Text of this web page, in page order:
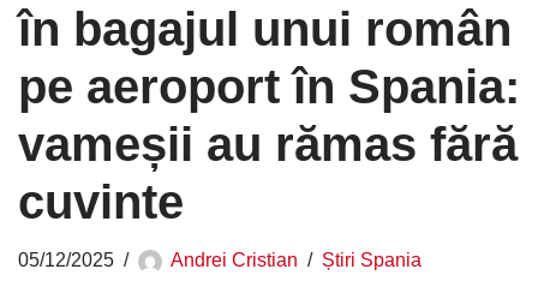
în bagajul unui român
pe aeroport în Spania:
vameșii au rămas fără
cuvinte
05/12/2025 Andrei Cristian Știri Spania